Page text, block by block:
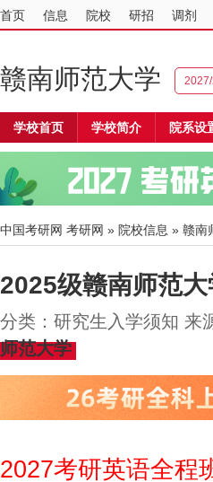
首页 信息 院校 研招 调剂
赣南师范大学
学校首页 学校简介 院系设
中国考研网 考研网 » 院校信息 » 赣南
2025级赣南师范
分类：研究生入学须知
师范大学
2027考研英语全程